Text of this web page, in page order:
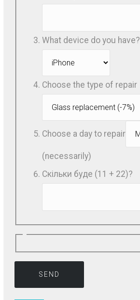
What device do you have?
Choose the type of repair
Choose a day to repair
(necessarily)
Скільки буде (11 + 22)?